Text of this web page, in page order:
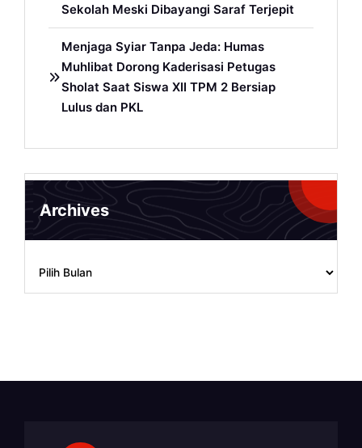
Sekolah Meski Dibayangi Saraf Terjepit
Menjaga Syiar Tanpa Jeda: Humas
Muhlibat Dorong Kaderisasi Petugas
Sholat Saat Siswa XII TPM 2 Bersiap
Lulus dan PKL
Archives